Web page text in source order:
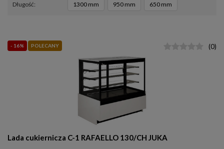
długość 1300 mm 950 mm 650 mm
- 16% POLECANY
Lada cukiernicza C-1 RAFAELLO 130/CH JUKA
(0)